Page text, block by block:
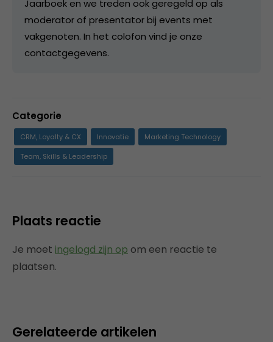
Jaarboek en we treden ook geregeld op als
moderator of presentator bij events met
vakgenoten. In het colofon vind je onze
contactgegevens.
Categorie
CRM, Loyalty & CX Innovatie
Marketing Technology
Team, Skills & Leadership
Plaats reactie
Je moet ingelogd zijn op om een reactie te
plaatsen.
Gerelateerde artikelen